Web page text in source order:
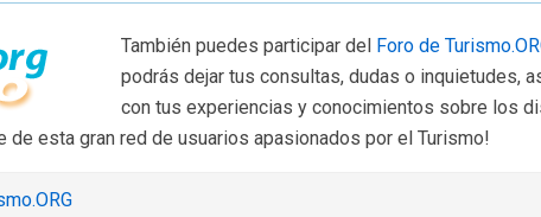
También puedes participar del Foro de
podrás dejar tus consultas, dudas o inquietudes,
con tus experiencias y conocimientos sobre los
de esta gran red de usuarios apasionados por el Turismo!